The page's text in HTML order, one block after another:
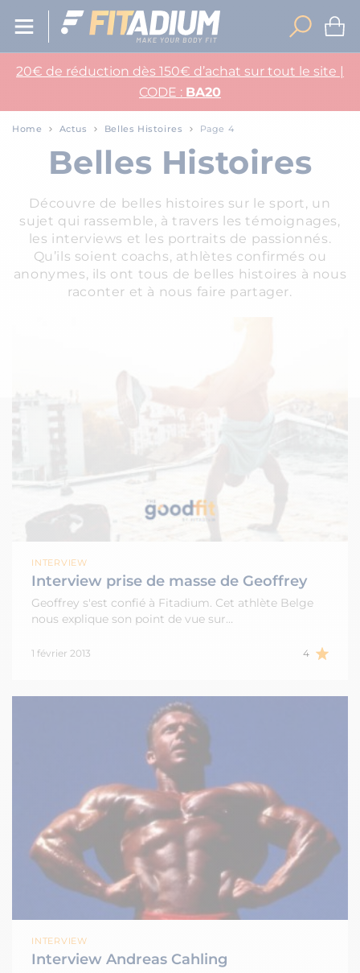
20€ de réduction dès 150€ d’achat sur tout le site |
CODE : BA20
Home Actus Belles Histoires Page 4
Belles Histoires
Découvre de belles histoires sur le sport, un
sujet qui rassemble, à travers les témoignages,
les interviews et les portraits de passionnés.
Qu’ils soient coachs, athlètes confirmés ou
anonymes, ils ont tous de belles histoires à nous
raconter et à nous faire partager.
INTERVIEW
Interview prise de masse de Geoffrey
Geoffrey s'est confié à Fitadium. Cet athlète Belge
nous explique son point de vue sur…
1 février 2013 4
INTERVIEW
Interview Andreas Cahling